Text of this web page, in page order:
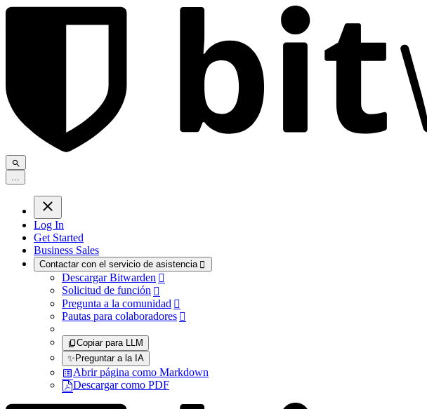
Log In
Get Started
Business Sales
Contactar con el servicio de asistencia 
Descargar Bitwarden 
Solicitud de función 
Pregunta a la comunidad 
Pautas para colaboradores 
Copiar para LLM
✨Preguntar a la IA
Abrir página como Markdown
Descargar como PDF